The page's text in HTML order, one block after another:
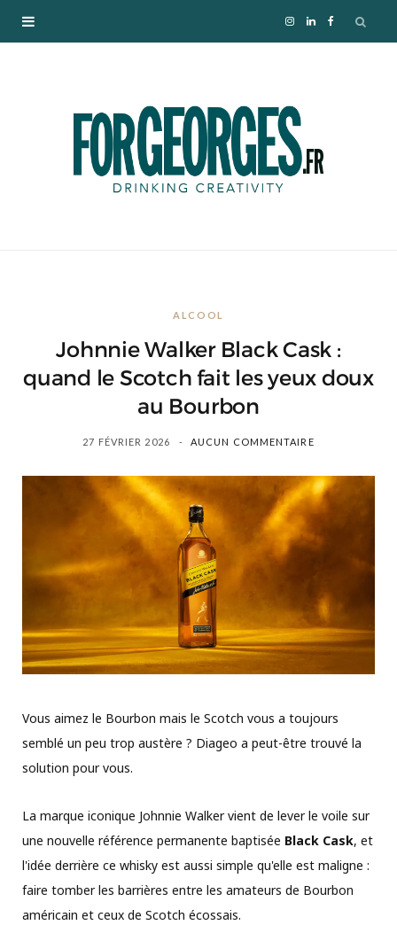
I
s
m
L
k
ALCOOL
Johnnie Walker Black Cask :
quand le Scotch fait les yeux doux
au Bourbon
27 FÉVRIER 2026 AUCUN COMMENTAIRE
Vous aimez le Bourbon mais le Scotch vous a toujours
semblé un peu trop austère ? Diageo a peut-être trouvé la
solution pour vous.
La marque iconique Johnnie Walker vient de lever le voile sur
une nouvelle référence permanente baptisée Black Cask, et
l'idée derrière ce whisky est aussi simple qu'elle est maligne :
faire tomber les barrières entre les amateurs de Bourbon
américain et ceux de Scotch écossais.